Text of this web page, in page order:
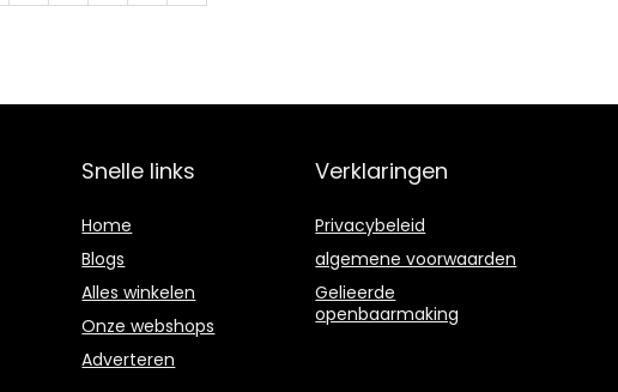
Snelle links
Home
Blogs
Alles winkelen
Onze webshops
Adverteren
Verklaringen
Privacybeleid
algemene voorwaarden
Gelieerde
openbaarmaking